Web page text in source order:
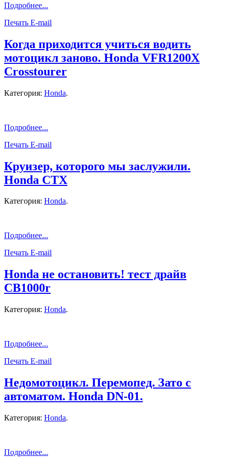
Подробнее...
Печать E-mail
Когда приходится учиться водить
мотоцикл заново. Honda VFR1200X
Crosstourer
Категория: Honda.
Подробнее...
Печать E-mail
Круизер, которого мы заслужили.
Honda CTX
Категория: Honda.
Подробнее...
Печать E-mail
Honda не остановить! тест драйв
CB1000r
Категория: Honda.
Подробнее...
Печать E-mail
Недомотоцикл. Перемопед. Зато с
автоматом. Honda DN-01.
Категория: Honda.
Подробнее...